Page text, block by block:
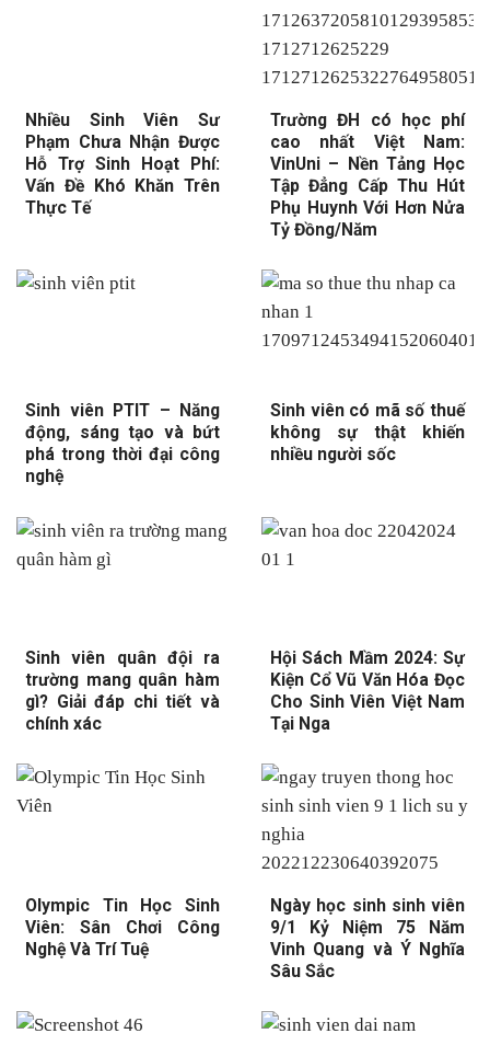
Nhiều Sinh Viên Sư
Phạm Chưa Nhận Được
Hỗ Trợ Sinh Hoạt Phí:
Vấn Đề Khó Khăn Trên
Thực Tế
Trường ĐH có học phí
cao nhất Việt Nam:
VinUni – Nền Tảng Học
Tập Đẳng Cấp Thu Hút
Phụ Huynh Với Hơn Nửa
Tỷ Đồng/Năm
Sinh viên PTIT – Năng
động, sáng tạo và bứt
phá trong thời đại công
nghệ
Sinh viên có mã số thuế
không sự thật khiến
nhiều người sốc
Sinh viên quân đội ra
trường mang quân hàm
gì? Giải đáp chi tiết và
chính xác
Hội Sách Mầm 2024: Sự
Kiện Cổ Vũ Văn Hóa Đọc
Cho Sinh Viên Việt Nam
Tại Nga
Olympic Tin Học Sinh
Viên: Sân Chơi Công
Nghệ Và Trí Tuệ
Ngày học sinh sinh viên
9/1 Kỷ Niệm 75 Năm
Vinh Quang và Ý Nghĩa
Sâu Sắc